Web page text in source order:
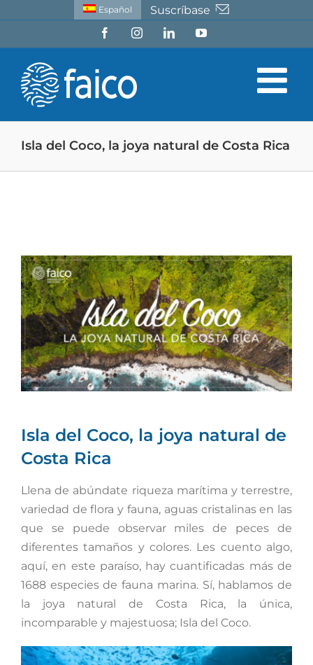
contenido
Español Suscríbase
FacebookInstagramLinkedInYouTube
Isla del Coco, la joya natural de Costa Rica
Ver
imagen
más
grande
Isla del Coco, la joya natural de
Costa Rica
Llena de abúndate riqueza marítima y terrestre,
variedad de flora y fauna, aguas cristalinas en las
que se puede observar miles de peces de
diferentes tamaños y colores. Les cuento algo,
aquí, en este paraíso, hay cuantificadas más de
1688 especies de fauna marina. Sí, hablamos de
la joya natural de Costa Rica, la única,
incomparable y majestuosa; Isla del Coco.